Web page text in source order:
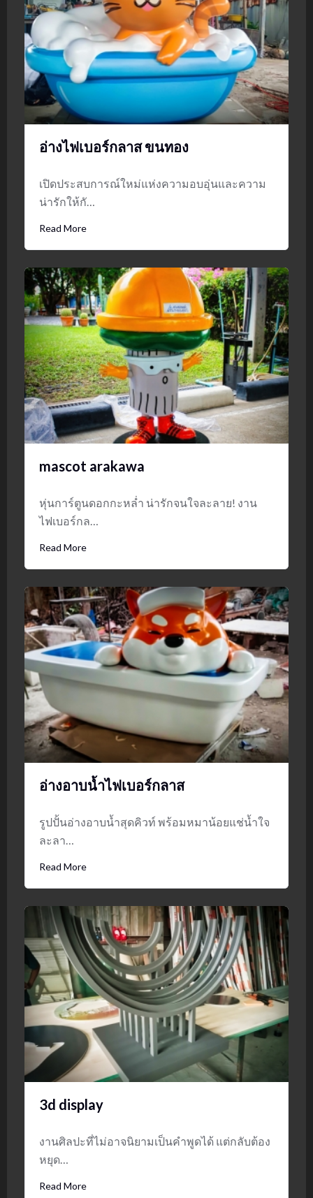
อ่างไฟเบอร์กลาส ขนทอง
เปิดประสบการณ์ใหม่แห่งความอบอุ่นและความ
น่ารักให้กั…
Read More
mascot arakawa
หุ่นการ์ตูนดอกกะหล่ำ น่ารักจนใจละลาย! งาน
ไฟเบอร์กล…
Read More
อ่างอาบน้ำไฟเบอร์กลาส
รูปปั้นอ่างอาบน้ำสุดคิวท์ พร้อมหมาน้อยแช่น้ำใจ
ละลา…
Read More
3d display
งานศิลปะที่ไม่อาจนิยามเป็นคำพูดได้ แต่กลับต้อง
หยุด…
Read More